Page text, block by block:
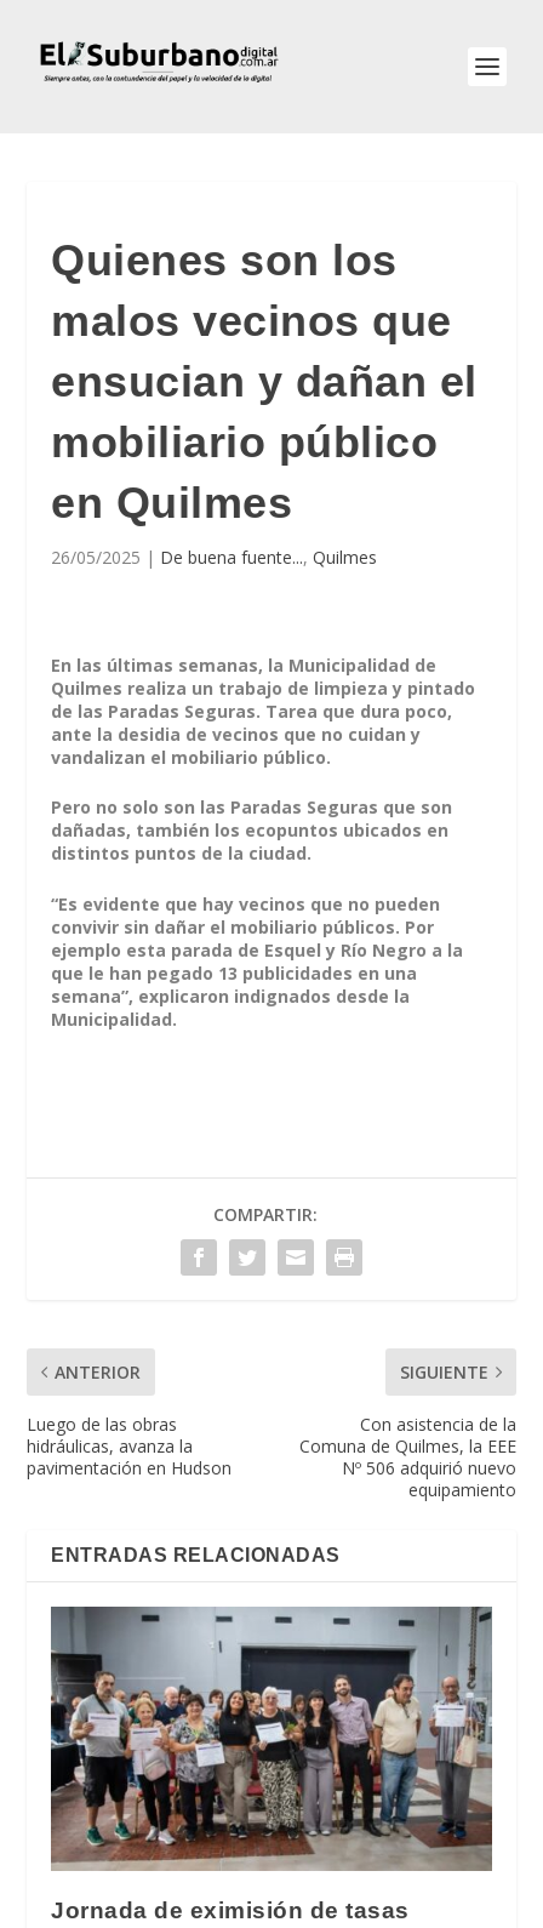
Quienes son los
malos vecinos que
ensucian y dañan el
mobiliario público
en Quilmes
26/05/2025 | De buena fuente...,Quilmes
En las últimas semanas, la Municipalidad de
Quilmes realiza un trabajo de limpieza y pintado
de las Paradas Seguras. Tarea que dura poco,
ante la desidia de vecinos que no cuidan y
vandalizan el mobiliario público.
Pero no solo son las Paradas Seguras que son
dañadas, también los ecopuntos ubicados en
distintos puntos de la ciudad.
“Es evidente que hay vecinos que no pueden
convivir sin dañar el mobiliario públicos. Por
ejemplo esta parada de Esquel y Río Negro a la
que le han pegado 13 publicidades en una
semana”, explicaron indignados desde la
Municipalidad.
COMPARTIR:
ANTERIOR
Luego de las obras
hidráulicas, avanza la
pavimentación en Hudson
SIGUIENTE
Con asistencia de la
Comuna de Quilmes, la EEE
Nº 506 adquirió nuevo
equipamiento
ENTRADAS RELACIONADAS
Jornada de eximisión de tasas